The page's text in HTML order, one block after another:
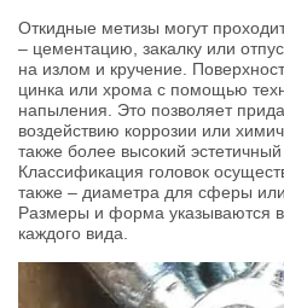
Откидные метизы могут
– цементацию, закалку или
на излом и кручение.
цинка или хрома с помощью
напыления. Это позволяет
воздействию коррозии или
также более высокий
Классификация головок
также – диаметра для сферы
Размеры и форма указываются
каждого вида.